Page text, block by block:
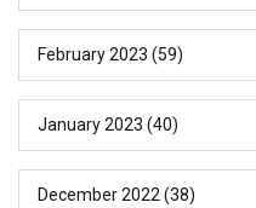
February 2023 (59)
January 2023 (40)
December 2022 (38)